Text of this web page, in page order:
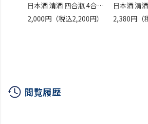
日本酒 清酒 四合瓶 4合瓶
佐賀県 光武酒造 [長S]
2,000円 （税込2,200円）
日本酒 清
長野県 新
2,380円
閲覧履歴